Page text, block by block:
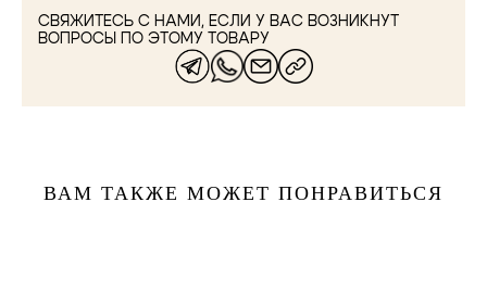
СВЯЖИТЕСЬ С НАМИ, ЕСЛИ У ВАС ВОЗНИКНУТ
ВОПРОСЫ ПО ЭТОМУ ТОВАРУ
ВАМ ТАКЖЕ МОЖЕТ ПОНРАВИТЬСЯ